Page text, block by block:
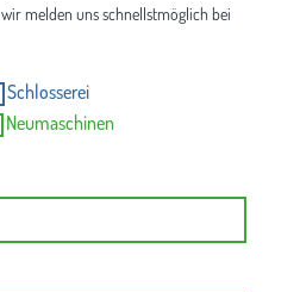
melden uns schnellstmöglich bei
Schlosserei
Neumaschinen